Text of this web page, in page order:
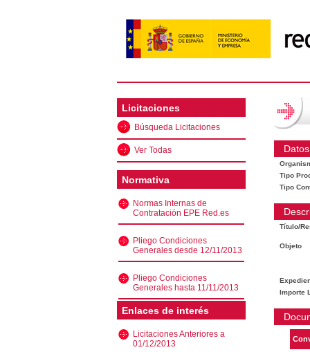
Licitaciones
Búsqueda Licitaciones
Ver Todas
Normativa
Normas Internas de
Contratación EPE Red.es
Pliego Condiciones
Generales desde 12/11/2013
Pliego Condiciones
Generales hasta 11/11/2013
Enlaces de interés
Licitaciones Anteriores a
01/12/2013
Tipo
Tipo
Título/
Objeto
Importe